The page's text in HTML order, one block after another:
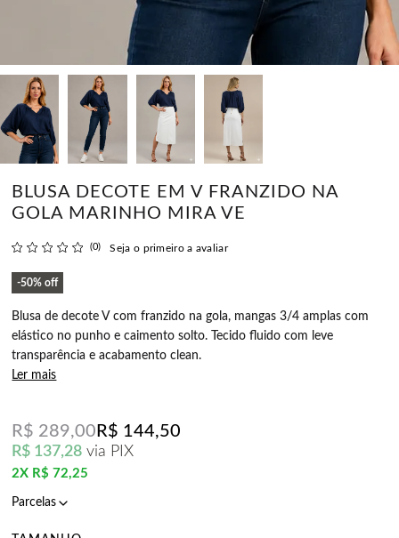
BLUSA DECOTE EM V FRANZIDO NA
GOLA MARINHO MIRA VE
(0) Seja o primeiro a avaliar
50% off
Blusa de decote V com franzido na gola, mangas 3/4 amplas com
elástico no punho e caimento solto. Tecido fluido com leve
transparência e acabamento clean.
Ler mais
R$ 137,28 via PIX
R$ 289,00 R$ 144,50
2X R$ 72,25